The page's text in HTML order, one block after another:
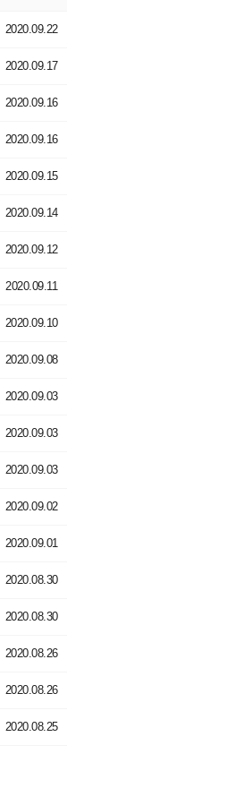
2020.09.22
2020.09.17
2020.09.16
2020.09.16
2020.09.15
2020.09.14
2020.09.12
2020.09.11
2020.09.10
2020.09.08
2020.09.03
2020.09.03
2020.09.03
2020.09.02
2020.09.01
2020.08.30
2020.08.30
2020.08.26
2020.08.26
2020.08.25